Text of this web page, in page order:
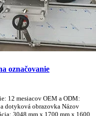
označovanie
12 mesiacov OEM a ODM:
dotyková obrazovka Názov
3048 mm x 1700 mm x 1600